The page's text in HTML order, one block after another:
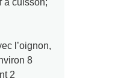
à cuisson;
l’oignon,
8
2